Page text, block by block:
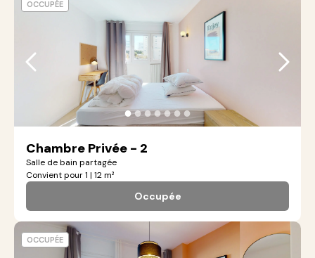
●●●●●●●
Chambre Privée - 2
Salle de bain partagée
Convient pour 1 | 12 m²
Occupée
OCCUPÉE
OCCUPÉE